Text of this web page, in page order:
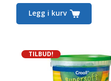
Legg i kurv
TILBUD!